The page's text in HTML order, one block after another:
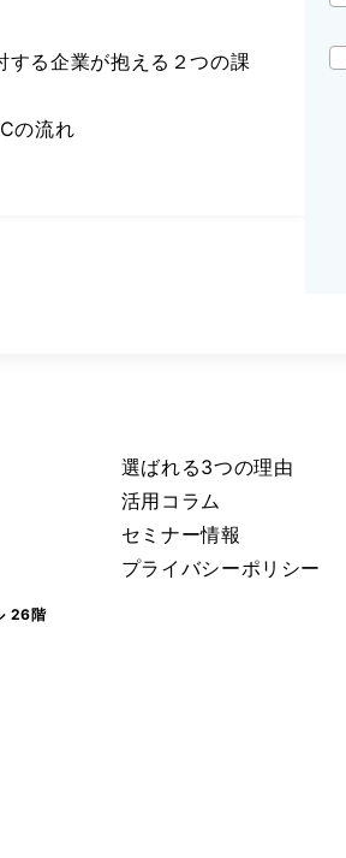
る企業が抱える２つの課
の流れ
26階
選ばれる3つの理由
活用コラム
セミナー情報
プライバシーポリシー